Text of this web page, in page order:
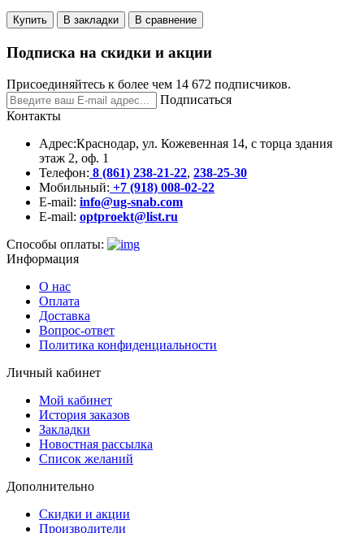
Купить В закладки В сравнение
Подписка на скидки и акции
Присоединяйтесь к более чем 14 672 подписчиков.
Подписаться
Контакты
Адрес:Краснодар, ул. Кожевенная 14, с торца здания
этаж 2, оф. 1
Телефон: 8 (861) 238-21-22, 238-25-30
Мобильный: +7 (918) 008-02-22
E-mail: info@ug-snab.com
E-mail: optproekt@list.ru
Способы оплаты:
Информация
О нас
Оплата
Доставка
Вопрос-ответ
Политика конфиденциальности
Личный кабинет
Мой кабинет
История заказов
Закладки
Новостная рассылка
Список желаний
Дополнительно
Скидки и акции
Производители